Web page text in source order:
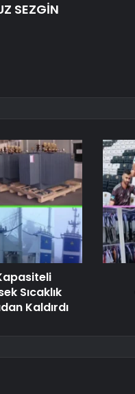
SEZGİN
Sıcaklık
Kaldırdı